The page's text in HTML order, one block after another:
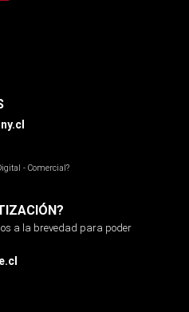
- Comercial?
a la brevedad para poder